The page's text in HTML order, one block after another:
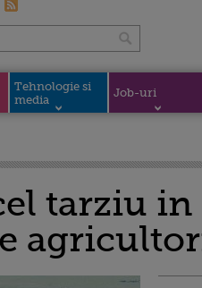
Tehnologie si
media
Job-uri
tarziu in